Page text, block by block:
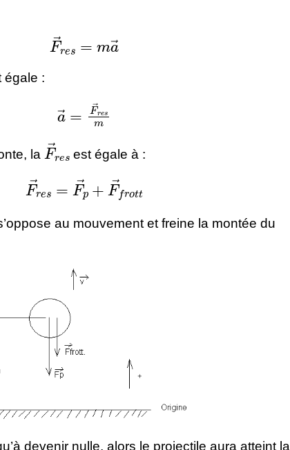
F→ m
égale :
a F→
la
F→
est égale à :
F→ =F p+
au mouvement et freine la montée du
devenir nulle, alors le projectile aura atteint la